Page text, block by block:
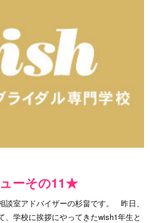
ーその11★
室アドバイザーの杉畠です。 昨日、
、学校に挨拶にやってきたwish1年生と